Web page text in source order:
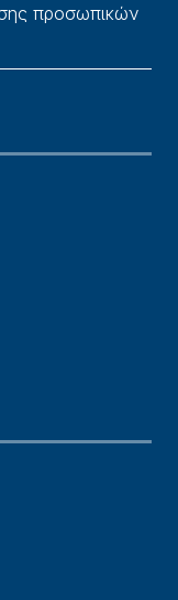
προσωπικών